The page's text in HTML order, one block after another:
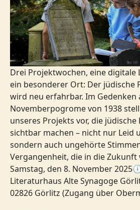
Drei Projektwochen, eine
ein besonderer Ort: Der jüdische
wird neu erfahrbar. Im Gedenken
Novemberpogrome von 1938
unseres Projekts vor, die jüdische
sichtbar machen – nicht nur Leid
sondern auch ungehörte
Vergangenheit, die in die Zukunft
Samstag, den 8. November
Literaturhaus Alte Synagoge
02826 Görlitz (Zugang über